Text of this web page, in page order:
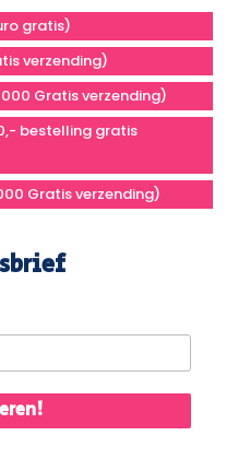
gratis)
verzending)
Gratis verzending)
bestelling gratis
Gratis verzending)